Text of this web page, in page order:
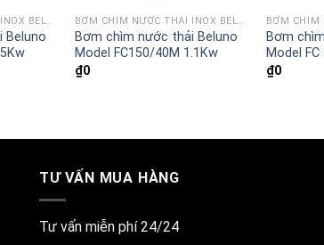
BƠM CHÌM NƯỚC THẢI INOX BELUNO MODEL FC
Beluno
BƠM CHÌM NƯỚC THẢI INOX BELUNO MODEL FC
Bơm chìm nước thải Beluno
Model FC150/40M 1.1Kw
₫0
Bơm
Model
₫0
TƯ VẤN MUA HÀNG
Tư vấn miễn phí 24/24